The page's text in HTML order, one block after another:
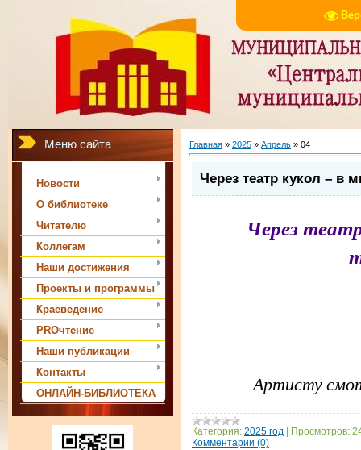
Меню сайта
Новости
О библиотеке
Читателю
Коллегам
Наши достижения
Проекты и программы
Краеведение
PROчтение
Наши публикации
Контакты
ОНЛАЙН-БИБЛИОТЕКА
Главная » 2025 » Апрель » 04
Через театр кукол – в
Через
Артисту
Категория: 2025 год Просмотров:
Комментарии (0)